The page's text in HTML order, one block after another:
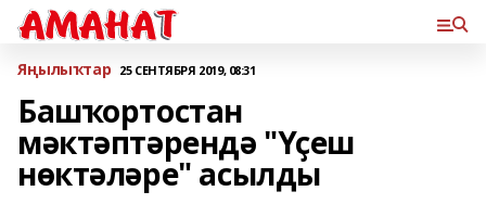
Яңылыҡтар 25 СЕНТЯБРЯ 2019, 08:31
Башҡортостан
мәктәптәрендә "Үҫеш
нөктәләре" асылды